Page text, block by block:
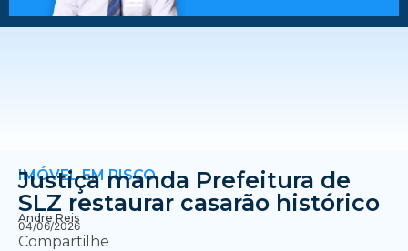
IMÓVEL EM RISCO
Justiça manda Prefeitura de
SLZ restaurar casarão histórico
Andre Reis
04/06/2026
Compartilhe